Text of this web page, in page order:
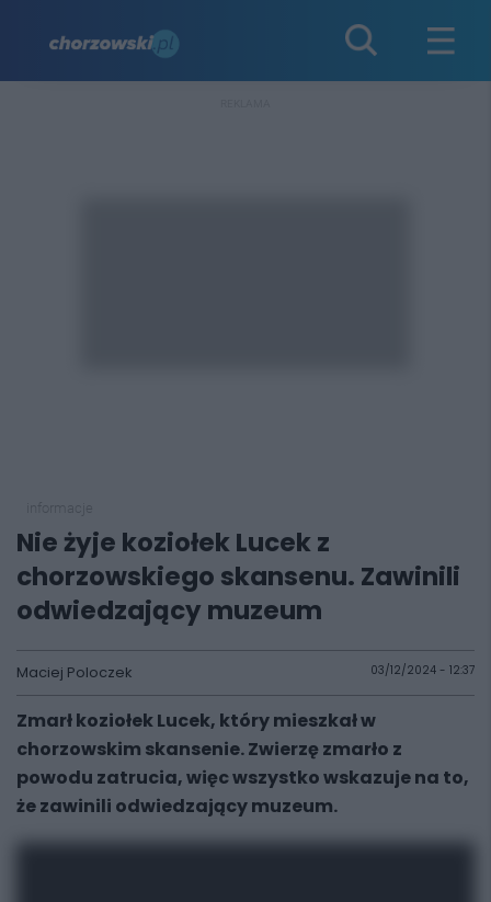
Nie żyje koziołek Lucek z
chorzowskiego skansenu. Zawinili
odwiedzający muzeum
Maciej Poloczek 03/12/2024 - 12:37
Zmarł koziołek Lucek, który mieszkał w
chorzowskim skansenie. Zwierzę zmarło z
powodu zatrucia, więc wszystko wskazuje na to,
że zawinili odwiedzający muzeum.